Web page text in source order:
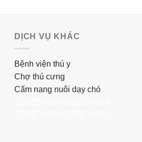
DỊCH VỤ KHÁC
Bệnh viện thú y
Chợ thú cưng
Cẩm nang nuôi dạy chó